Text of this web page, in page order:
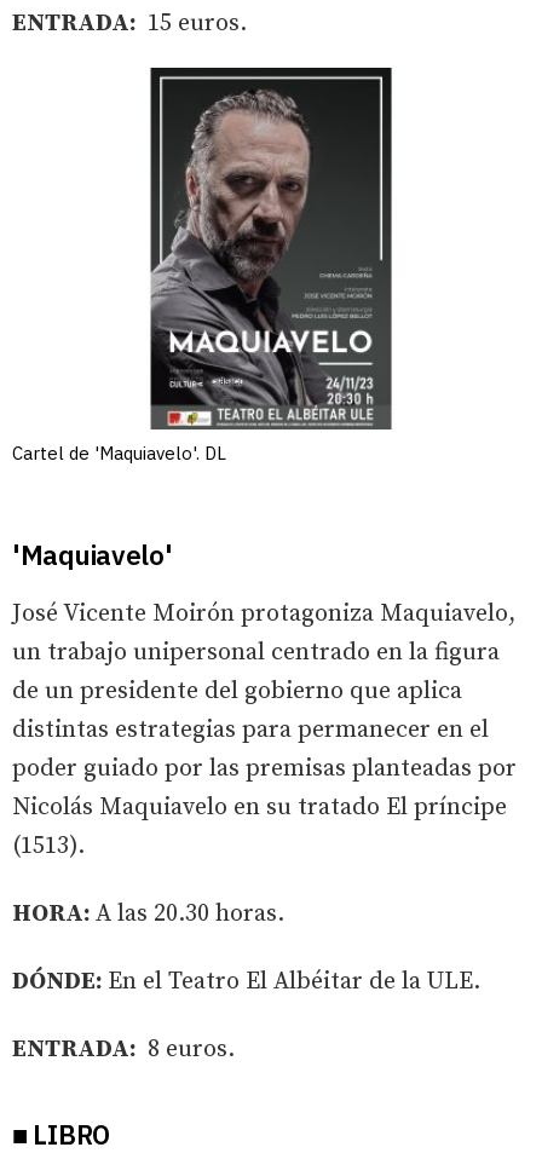
ENTRADA: 15 euros.
Cartel de 'Maquiavelo'. DL
'Maquiavelo'
José Vicente Moirón protagoniza Maquiavelo,
un trabajo unipersonal centrado en la figura
de un presidente del gobierno que aplica
distintas estrategias para permanecer en el
poder guiado por las premisas planteadas por
Nicolás Maquiavelo en su tratado El príncipe
(1513).
HORA: A las 20.30 horas.
DÓNDE: En el Teatro El Albéitar de la ULE.
ENTRADA: 8 euros.
■ LIBRO